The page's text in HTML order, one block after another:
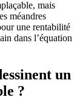
mais
méandres
une rentabilité
dans l’équation
un
?